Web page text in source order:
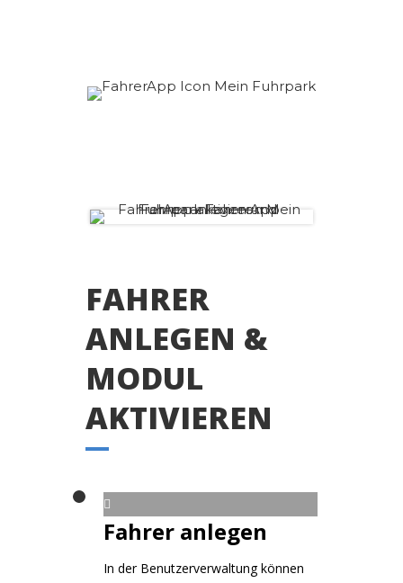
FAHRER
ANLEGEN &
MODUL
AKTIVIEREN
Fahrer anlegen
In der Benutzerverwaltung können